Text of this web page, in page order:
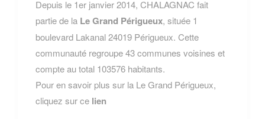
Depuis le 1er janvier 2014, CHALAGNAC fait
partie de la Le Grand Périgueux, située 1
boulevard Lakanal 24019 Périgueux. Cette
communauté regroupe 43 communes voisines et
compte au total 103576 habitants.
Pour en savoir plus sur la Le Grand Périgueux,
cliquez sur ce lien